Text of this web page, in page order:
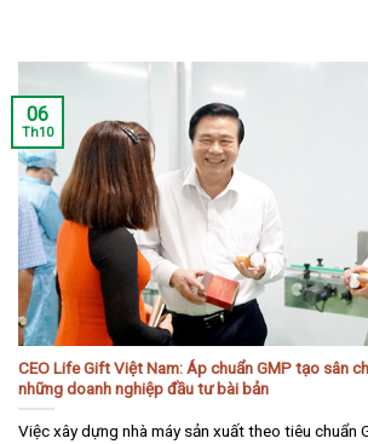
CEO Life Gift Việt Nam: Áp chuẩn GMP tạo sân
những doanh nghiệp đầu tư bài bản
Việc xây dựng nhà máy sản xuất theo tiêu chuẩn
06
Th10